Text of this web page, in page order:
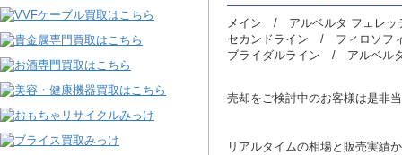
メイン / アルベルタ フェレッ
セカンドライン / フィロソフィ
ブライダルライン / アルベルタ
売却をご検討中のお客様は是非
リアルタイムの相場と販売実績